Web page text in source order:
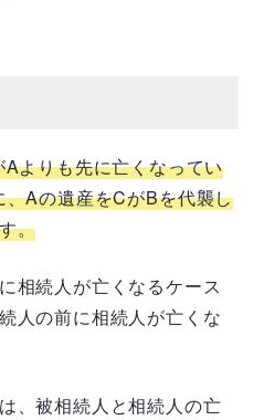
Aよりも先に亡くなってい
、Aの遺産をCがBを代襲し
。
相続人が亡くなるケース
人の前に相続人が亡くな
、被相続人と相続人の亡